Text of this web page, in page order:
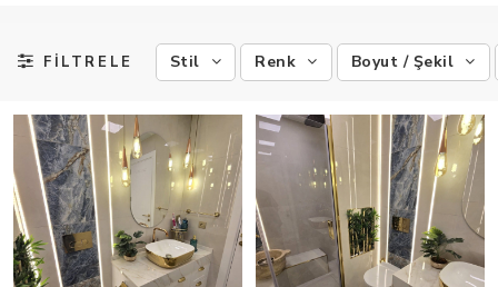
FİLTRELE Stil Renk Boyut / Şekil